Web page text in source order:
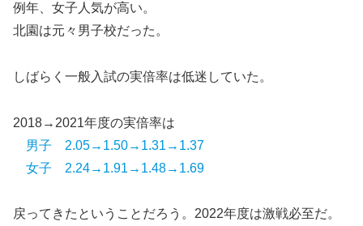
例年、女子人気が高い。
北園は元々男子校だった。
しばらく一般入試の実倍率は低迷していた。
2018→2021年度の実倍率は
男子 2.05→1.50→1.31→1.37
女子 2.24→1.91→1.48→1.69
戻ってきたということだろう。2022年度は激戦必至だ。